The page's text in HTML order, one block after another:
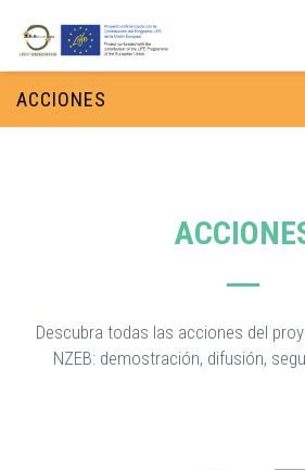
Formulario de búsqueda
ACCIONES
Descubra todas las acciones del
NZEB: demostración, difusión,